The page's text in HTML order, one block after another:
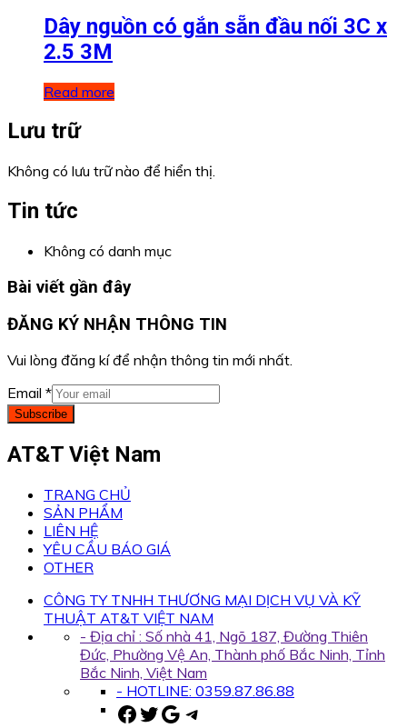
Dây nguồn có gắn sẵn đầu nối 3C x
2.5 3M
Read more
Lưu trữ
Không có lưu trữ nào để hiển thị.
Tin tức
Không có danh mục
Bài viết gần đây
ĐĂNG KÝ NHẬN THÔNG TIN
Vui lòng đăng kí để nhận thông tin mới nhất.
Email *
Subscribe
AT&T Việt Nam
TRANG CHỦ
SẢN PHẨM
LIÊN HỆ
YÊU CẦU BÁO GIÁ
OTHER
CÔNG TY TNHH THƯƠNG MẠI DỊCH VỤ VÀ KỸ
THUẬT AT&T VIỆT NAM
- Địa chỉ : Số nhà 41, Ngõ 187, Đường Thiên
Đức, Phường Vệ An, Thành phố Bắc Ninh, Tỉnh
Bắc Ninh, Việt Nam
- HOTLINE: 0359.87.86.88
Facebook
Twitter
Google
Telegram